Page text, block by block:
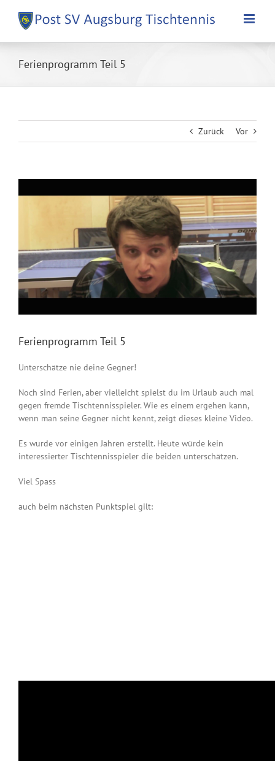
Inhalt
springen
Ferienprogramm Teil 5
Zurück Vor
grösseres
Ferienprogramm Teil 5
Unterschätze nie deine Gegner!
Noch sind Ferien, aber vielleicht spielst du im Urlaub auch mal
gegen fremde Tischtennisspieler. Wie es einem ergehen kann,
wenn man seine Gegner nicht kennt, zeigt dieses kleine Video.
Es wurde vor einigen Jahren erstellt. Heute würde kein
interessierter Tischtennisspieler die beiden unterschätzen.
Viel Spass
auch beim nächsten Punktspiel gilt: